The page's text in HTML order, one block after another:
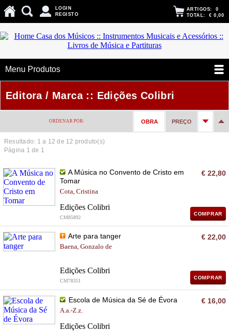
LOGIN
REGISTO
ARTIGOS: 0
TOTAL: € 0,00
Menu Produtos
Editora / Marca :: Edições Colibri
ORDENAR POR: OBRA PREÇO
Resultado: 1 a 12 de 12 produto(s)
Página 1 de 1
A Música no Convento de Cristo em
Tomar
Cota, Cristina
Edições Colibri
CM85892
€ 22,80
COMPRAR
Arte para tanger
Baena, Gonzalo de
Edições Colibri
CM78351
€ 22,00
COMPRAR
Escola de Música da Sé de Évora
A.a.-Z.z.
Edições Colibri
€ 16,00